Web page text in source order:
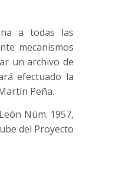
a todas las
mecanismos
un archivo de
efectuado la
Peña.
Núm. 1957,
del Proyecto